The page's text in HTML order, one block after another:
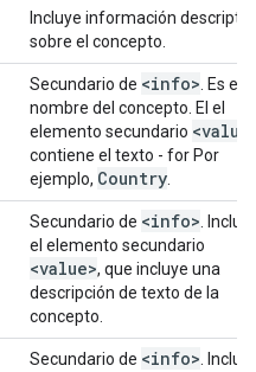
Incluye información
sobre el concepto.
Secundario de <info> . Es el
nombre del concepto. El el
elemento secundario
contiene el texto - for Por
ejemplo, Country
Secundario de <info> .
el elemento secundario
<value>, que incluye una
descripción de texto de la
concepto.
Secundario de <info> .